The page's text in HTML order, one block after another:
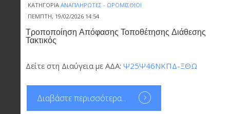
ΚΑΤΗΓΟΡΊΑ ΑΝΑΠΛΗΡΩΤΈΣ - ΩΡΟΜΊΣΘΙΟΙ
ΠΈΜΠΤΗ, 19/02/2026 14:54
Τροποποίηση Απόφασης Τοποθέτησης Διάθεσης
Τακτικός
Δείτε στη Διαύγεια με ΑΔΑ: Ψ25Ψ46ΝΚΠΔ-ΞΘΩ
Διαβάστε περισσότερα...